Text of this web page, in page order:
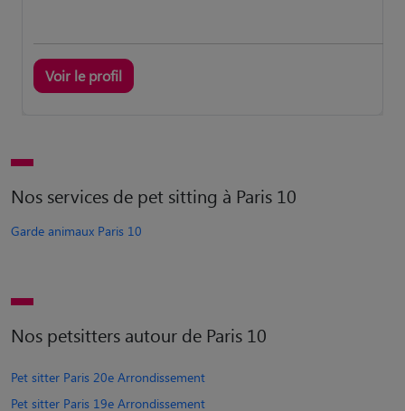
Voir le profil
Nos services de pet sitting à Paris 10
Garde animaux Paris 10
Nos petsitters autour de Paris 10
Pet sitter Paris 20e Arrondissement
Pet sitter Paris 19e Arrondissement